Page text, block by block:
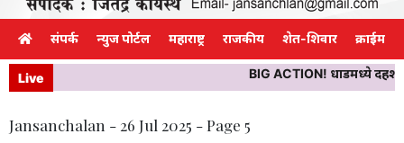
संपर्क न्युज पोर्टल महाराष्ट्र राजकीय शेत-शिवार क्राईम
Live BIG ACTION! धाडमध्ये दहशत
Jansanchalan - 26 Jul 2025 - Page 5